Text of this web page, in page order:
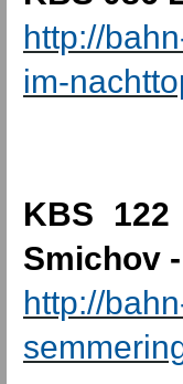
http://
im-
KBS 122
Smichov
http://